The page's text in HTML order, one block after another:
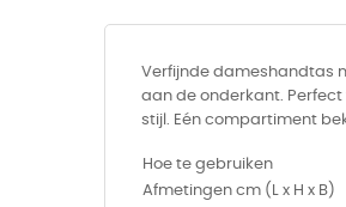
Verfijnde dameshandtas
aan de onderkant.
stijl. Eén compartiment
Hoe te gebruiken
Afmetingen cm (L x H x B)